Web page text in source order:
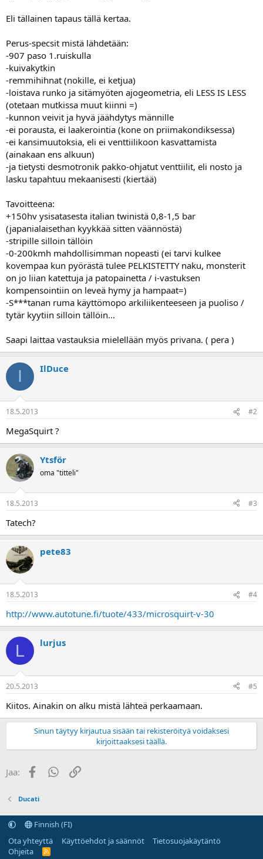
Eli tällainen tapaus tällä kertaa.
Perus-specsit mistä lähdetään:
-907 paso 1.ruiskulla
-kuivakytkin
-remmihihnat (nokille, ei ketjua)
-loistava runko ja sitämyöten ajogeometria, eli LESS IS LESS
(otetaan mutkissa muut kiinni =)
-kunnon veivit ja hyvä jäähdytys männille
-ei porausta, ei laakerointia (kone on priimakondiksessa)
-ei kansimuutoksia, eli ei venttiilikoon kasvattamista
(ainakaan ens alkuun)
-ja tietysti desmotronik pakko-ohjatut venttiilit, eli nosto ja
lasku tapahtuu mekaanisesti (kiertää)
Tavoitteena:
+150hv ysisatasesta italian twinistä 0,8-1,5 bar
(japanialaisethan kyykkää sitten väännöstä)
-stripille silloin tällöin
-0-200kmh mahdollisimman nopeasti (ei tarvi kulkee
kovempaa kun pyörästä tulee PELKISTETTY naku, monsterit
on jo liian katettuja ja patopainetta / i-vastuksen
kompensointiin on leveä hymy ja hampaat=)
-S***tanan ruma käyttömopo arkiliikenteeseen ja puoliso /
tytär kyytiin silloin tällöin...
Saapi laittaa vastauksia mielellään myös privana. ( pera )
I IlDuce
18.5.2013 #2
MegaSquirt ?
Ytsför
oma "titteli"
18.5.2013 #3
Tatech?
pete83
18.5.2013 #4
http://www.autotune.fi/tuote/433/microsquirt-v-30
L lurjus
20.5.2013 #5
Kiitos. Ainakin on alku mistä lähteä perkaamaan.
Sinun täytyy kirjautua sisään tai rekisteröityä voidaksesi
kirjoittaaksesi täällä.
Jaa: FacebookWhatsApp
Linkki
Ducati
Finnish (FI)
Ota yhteyttä
Käyttöehdot ja säännöt
Tietosuojakäytäntö
Ohjeita
R